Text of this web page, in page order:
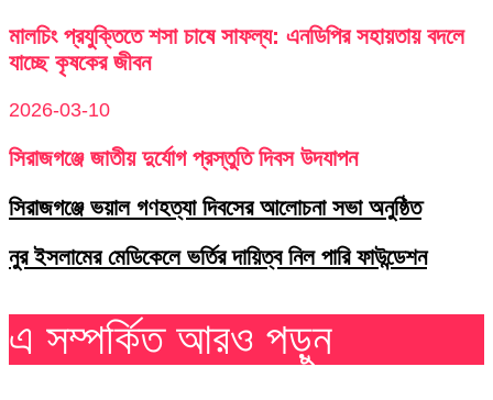
মালচিং প্রযুক্তিতে শসা চাষে সাফল্য: এনডিপির সহায়তায় বদলে
যাচ্ছে কৃষকের জীবন
2026-03-10
সিরাজগঞ্জে জাতীয় দুর্যোগ প্রস্তুতি দিবস উদযাপন
সিরাজগঞ্জে ভয়াল গণহত্যা দিবসের আলোচনা সভা অনুষ্ঠিত
নুর ইসলামের মেডিকেলে ভর্তির দায়িত্ব নিল পারি ফাউন্ডেশন
এ সম্পর্কিত আরও পড়ুন